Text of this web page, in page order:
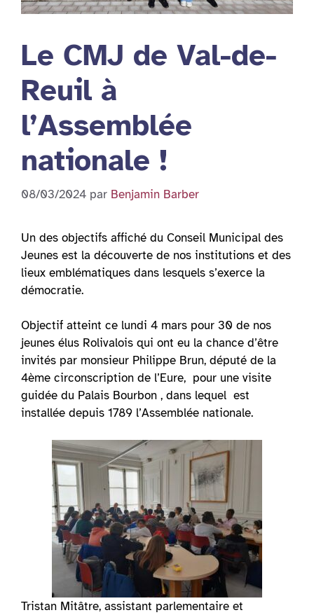
Le CMJ de Val-de-
Reuil à
l’Assemblée
nationale !
08/03/2024 par Benjamin Barber
Un des objectifs affiché du Conseil Municipal des
Jeunes est la découverte de nos institutions et des
lieux emblématiques dans lesquels s’exerce la
démocratie.
Objectif atteint ce lundi 4 mars pour 30 de nos
jeunes élus Rolivalois qui ont eu la chance d’être
invités par monsieur Philippe Brun, député de la
4ème circonscription de l’Eure, pour une visite
guidée du Palais Bourbon , dans lequel est
installée depuis 1789 l’Assemblée nationale.
Tristan Mitâtre, assistant parlementaire et